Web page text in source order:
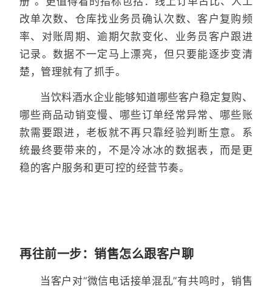
改单次数、仓库找业务员确认次数、客户复购频
率、对账周期、逾期欠款变化、业务员客户跟进
记录。数据不一定马上漂亮，但只要能逐步变清
楚，管理就有了抓手。
当饮料酒水企业能够知道哪些客户稳定复购、
哪些商品动销变慢、哪些订单经常异常、哪些账
款需要跟进，老板就不再只靠经验判断生意。系
统最终要带来的，不是冷冰冰的数据表，而是更
稳的客户服务和更可控的经营节奏。
再往前一步：销售怎么跟客户聊
当客户对“微信电话接单混乱”有共鸣时，销售